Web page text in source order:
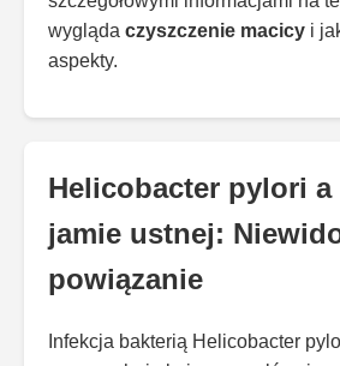
wygląda czyszczenie macicy i
aspekty.
Helicobacter pylori
jamie ustnej:
powiązanie
Infekcja bakterią Helicobacter